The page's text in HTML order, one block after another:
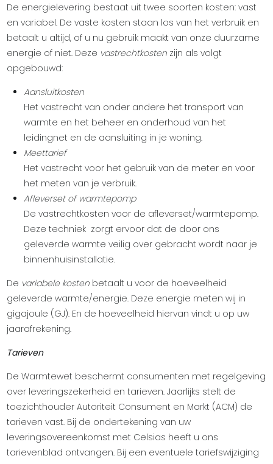
De energielevering bestaat uit twee soorten kosten: vast
en variabel. De vaste kosten staan los van het verbruik en
betaalt u altijd, of u nu gebruik maakt van onze duurzame
energie of niet. Deze vastrechtkostenzijn als volgt
opgebouwd:
Aansluitkosten
Het vastrecht van onder andere het transport van
warmte en het beheer en onderhoud van het
leidingnet en de aansluiting in je woning.
Meettarief
Het vastrecht voor het gebruik van de meter en voor
het meten van je verbruik.
Afleverset of warmtepomp
De vastrechtkosten voor de afleverset/warmtepomp.
Deze techniek zorgt ervoor dat de door ons
geleverde warmte veilig over gebracht wordt naar je
binnenhuisinstallatie.
De variabele kostenbetaalt u voor de hoeveelheid
geleverde warmte/energie. Deze energie meten wij in
gigajoule (GJ). En de hoeveelheid hiervan vindt u op uw
jaarafrekening.
Tarieven
De Warmtewet beschermt consumenten met regelgeving
over leveringszekerheid en tarieven. Jaarlijks stelt de
toezichthouder Autoriteit Consument en Markt (ACM) de
tarieven vast. Bij de ondertekening van uw
leveringsovereenkomst met Celsias heeft u ons
tarievenblad ontvangen. Bij een eventuele tariefswijziging